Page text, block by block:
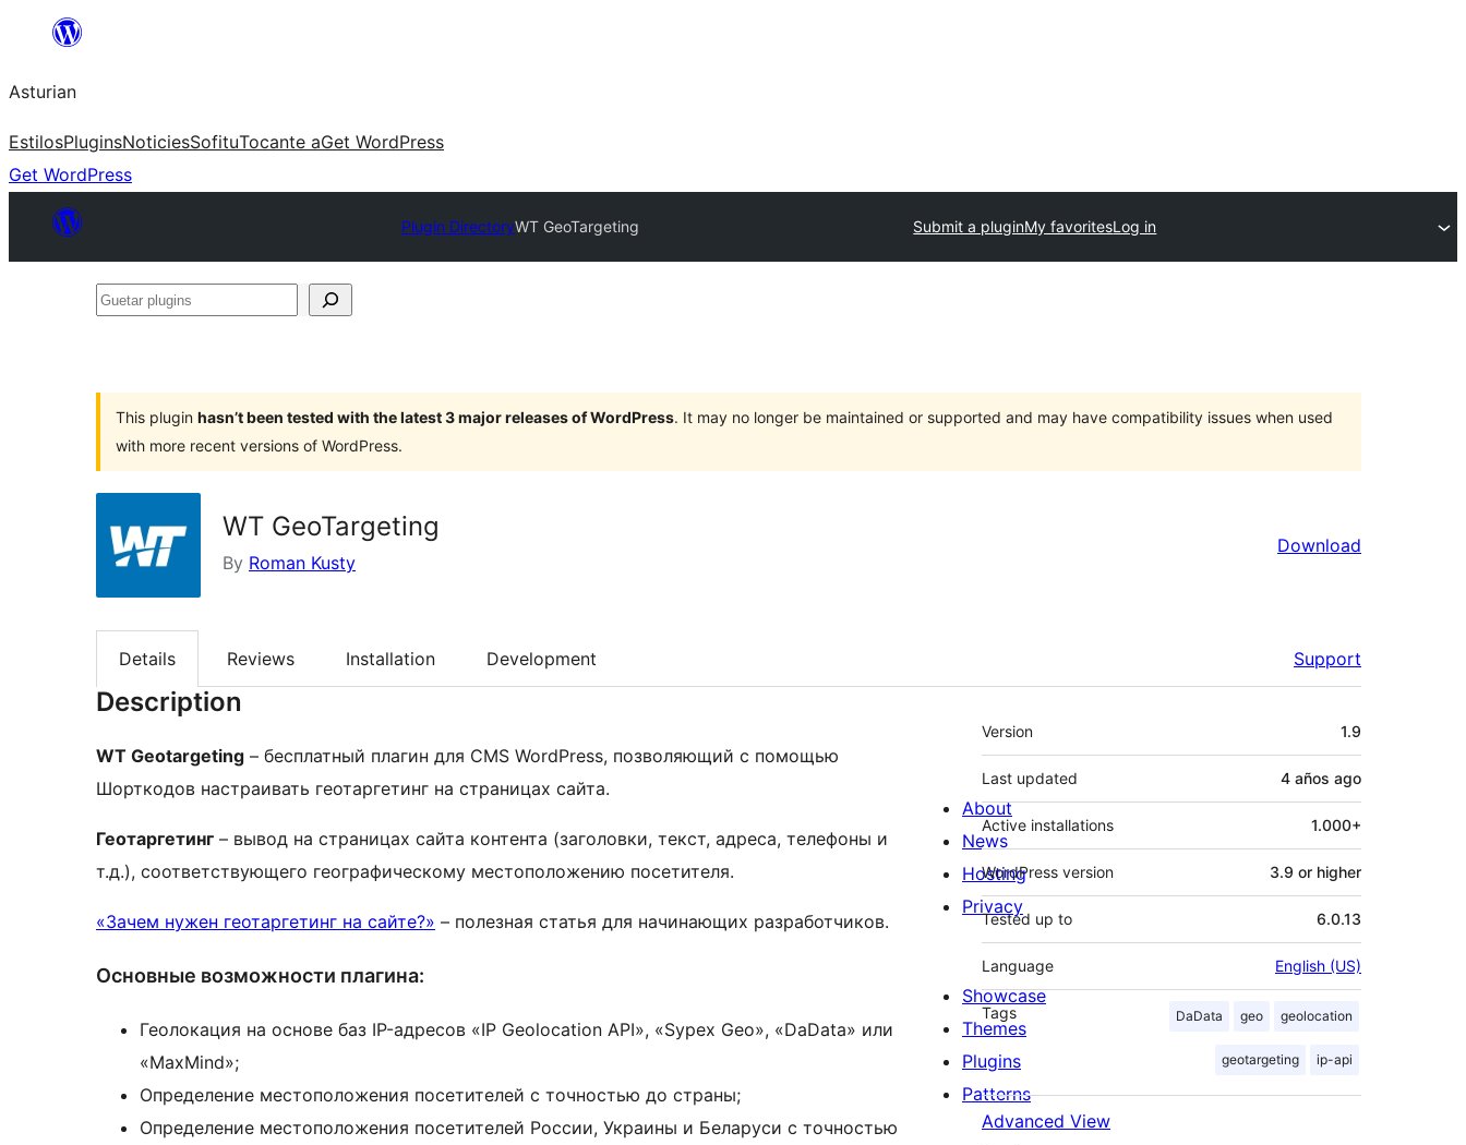
content
Asturian
EstilosPluginsNoticiesSofituTocante aGet WordPress
Get WordPress
Plugin DirectoryWT GeoTargeting Submit a pluginMy favoritesLog in
Guetar
This plugin hasn’t been tested with the latest 3 major releases of WordPress. It may no longer be maintained or supported and may have compatibility issues when used
with more recent versions of WordPress.
WT GeoTargeting
By Roman Kusty
Download
Details Reviews Installation Development Support
Description
WT Geotargeting – бесплатный плагин для CMS WordPress, позволяющий с помощью
Шорткодов настраивать геотаргетинг на страницах сайта.
Геотаргетинг – вывод на страницах сайта контента (заголовки, текст, адреса, телефоны и
т.д.), соответствующего географическому местоположению посетителя.
«Зачем нужен геотаргетинг на сайте?» – полезная статья для начинающих разработчиков.
Основные возможности плагина:
Геолокация на основе баз IP-адресов «IP Geolocation API», «Sypex Geo», «DaData» или
«MaxMind»;
Определение местоположения посетителей с точностью до страны;
Определение местоположения посетителей России, Украины и Беларуси с точностью
Meta
Version 1.9
Last updated 4 años ago
Active installations 1.000+
WordPress version 3.9 or higher
Tested up to 6.0.13
Language English (US)
Tags DaData geo geolocation
geotargeting ip-api
Advanced View
About
News
Hosting
Privacy
Showcase
Themes
Plugins
Patterns